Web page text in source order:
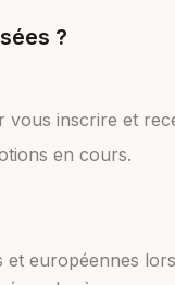
?
vous inscrire et
en cours.
européennes